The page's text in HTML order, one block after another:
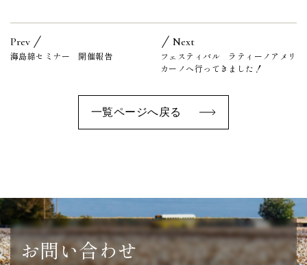
Prev
海島綿セミナー 開催報告
Next
フェスティバル ラティーノアメリ
カーノへ行ってきました！
一覧ページへ戻る
お問い合わせ